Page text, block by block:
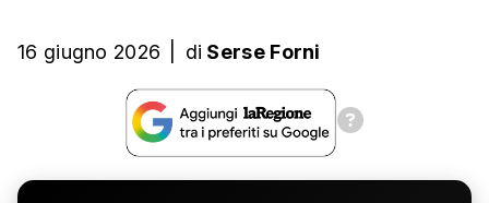
16 giugno 2026 di Serse Forni